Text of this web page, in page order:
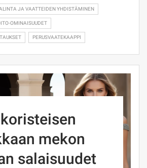
JA VAATTEIDEN YHDISTÄMINEN
OMINAISUUDET
PERUSVAATEKAAPPI
mekon
salaisuudet